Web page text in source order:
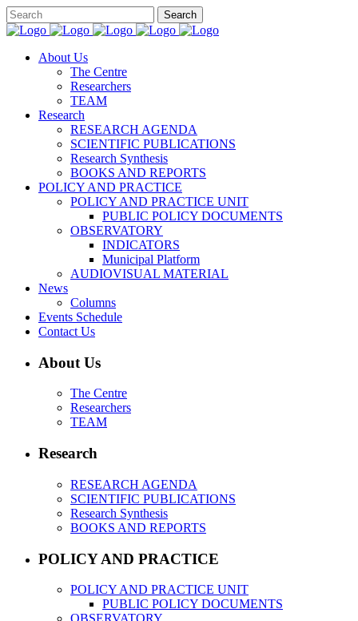
About Us
The Centre
Researchers
TEAM
Research
RESEARCH AGENDA
SCIENTIFIC PUBLICATIONS
Research Synthesis
BOOKS AND REPORTS
POLICY AND PRACTICE
POLICY AND PRACTICE UNIT
PUBLIC POLICY DOCUMENTS
OBSERVATORY
INDICATORS
Municipal Platform
AUDIOVISUAL MATERIAL
News
Columns
Events Schedule
Contact Us
About Us
The Centre
Researchers
TEAM
Research
RESEARCH AGENDA
SCIENTIFIC PUBLICATIONS
Research Synthesis
BOOKS AND REPORTS
POLICY AND PRACTICE
POLICY AND PRACTICE UNIT
PUBLIC POLICY DOCUMENTS